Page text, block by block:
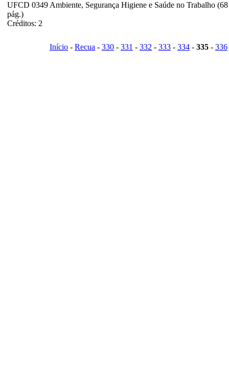
UFCD 0349 Ambiente, Segurança Higiene e Saúde no Trabalho (68
pág.)
Créditos: 2
Início - Recua - 330 - 331 - 332 - 333 - 334 - 335 - 336